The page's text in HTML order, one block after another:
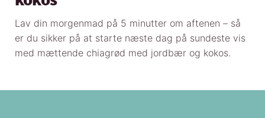
Lav din morgenmad på 5 minutter om aftenen – så
er du sikker på at starte næste dag på sundeste vis
med mættende chiagrød med jordbær og kokos.